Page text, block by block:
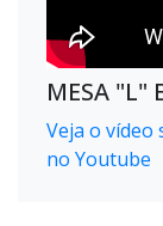
MESA "L"
Veja o vídeo
no Youtube